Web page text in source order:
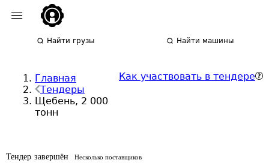
Найти грузы Найти машины
Главная
Тендеры
Щебень, 2 000
тонн
Как участвовать в тендере
Тендер завершён Несколько поставщиков